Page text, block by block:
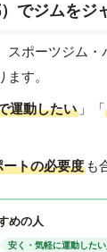
でジムをジ
スポーツジム
す。
運動したい 」「
ートの必要度 も
めの人
安く・気軽に運動したい